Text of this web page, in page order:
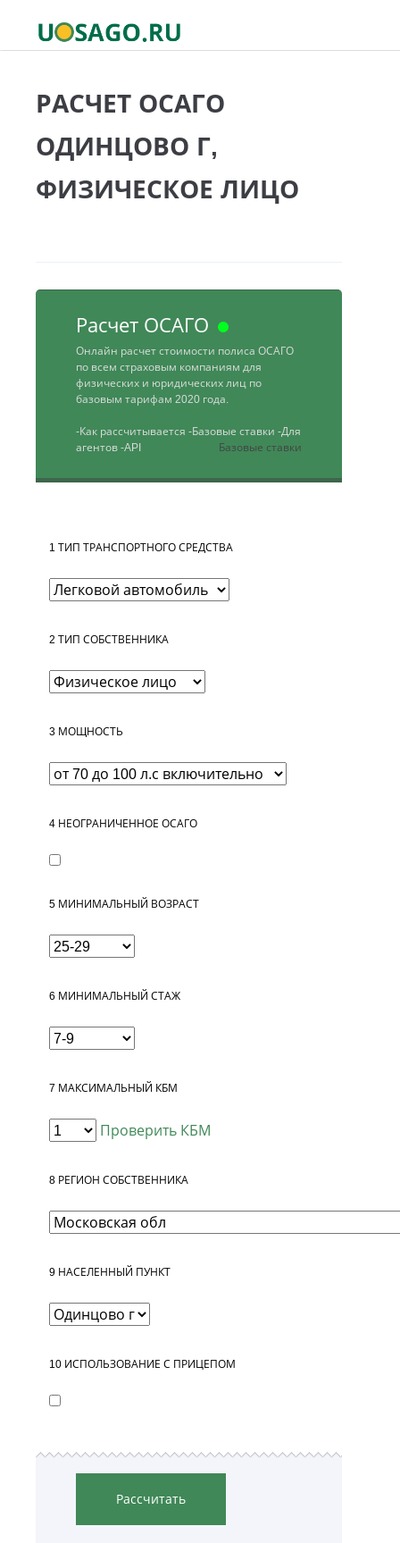
РАСЧЕТ ОСАГО
ОДИНЦОВО Г,
ФИЗИЧЕСКОЕ ЛИЦО
Расчет ОСАГО
Онлайн расчет стоимости полиса ОСАГО
по всем страховым компаниям для
физических и юридических лиц по
базовым тарифам 2020 года.
-Как рассчитывается -Базовые ставки -Для
агентов-API Базовые ставки
1 ТИП ТРАНСПОРТНОГО СРЕДСТВА
2 ТИП СОБСТВЕННИКА
3 МОЩНОСТЬ
4 НЕОГРАНИЧЕННОЕ ОСАГО
5 МИНИМАЛЬНЫЙ ВОЗРАСТ
6 МИНИМАЛЬНЫЙ СТАЖ
7 МАКСИМАЛЬНЫЙ КБМ
Проверить КБМ
8 РЕГИОН СОБСТВЕННИКА
9 НАСЕЛЕННЫЙ ПУНКТ
10 ИСПОЛЬЗОВАНИЕ С ПРИЦЕПОМ
Рассчитать